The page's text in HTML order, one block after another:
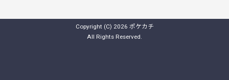
Copyright (C) 2026 ポケカチ
All Rights Reserved.